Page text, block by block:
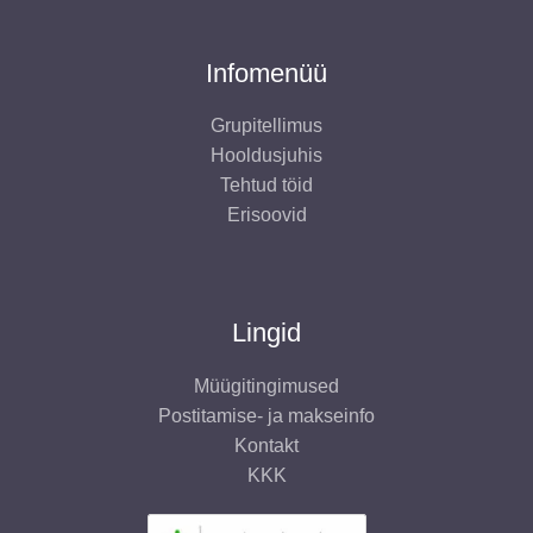
Infomenüü
Grupitellimus
Hooldusjuhis
Tehtud töid
Erisoovid
Lingid
Müügitingimused
Postitamise- ja makseinfo
Kontakt
KKK